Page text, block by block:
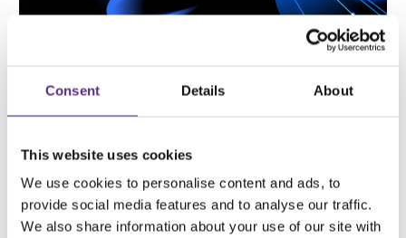
Consent Details About
This website uses cookies
We use cookies to personalise content and ads, to
provide social media features and to analyse our traffic.
We also share information about your use of our site with
PROGNOSER VED EPILEPSI
TILLEGGSUTFORDRINGER VED EPILEPSI